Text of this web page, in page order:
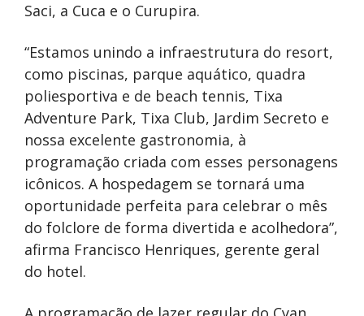
Saci, a Cuca e o Curupira.
“Estamos unindo a infraestrutura do resort,
como piscinas, parque aquático, quadra
poliesportiva e de beach tennis, Tixa
Adventure Park, Tixa Club, Jardim Secreto e
nossa excelente gastronomia, à
programação criada com esses personagens
icônicos. A hospedagem se tornará uma
oportunidade perfeita para celebrar o mês
do folclore de forma divertida e acolhedora”,
afirma Francisco Henriques, gerente geral
do hotel.